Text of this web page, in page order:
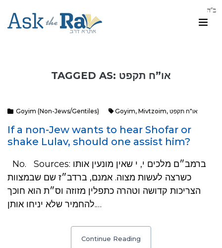
TAGGED AS: או”ח תקפט
Goyim (Non-Jews/Gentiles) Goyim, Mivtzoim, או"ח תקפט
If a non-Jew wants to hear Shofar or
shake Lulav, should one assist him?
No. Sources: ברמב״ם מלכים י, י שאין מונעין אותו
כשרצה לעשות מצוה. אמנם, ברדב״ז שם שבמצוות
הצריכות קדושה וטהרה כתפלין מזוזה וס״ת הוא חוכך
להחמיר שלא יניחו אותן.…
Continue Reading